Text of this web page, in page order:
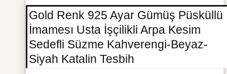
Gold Renk 925 Ayar Gümüş Püsküllü
İmamesı Usta İşçilikli Arpa Kesim
Sedefli Süzme Kahverengi-Beyaz-
Siyah Katalin Tesbih